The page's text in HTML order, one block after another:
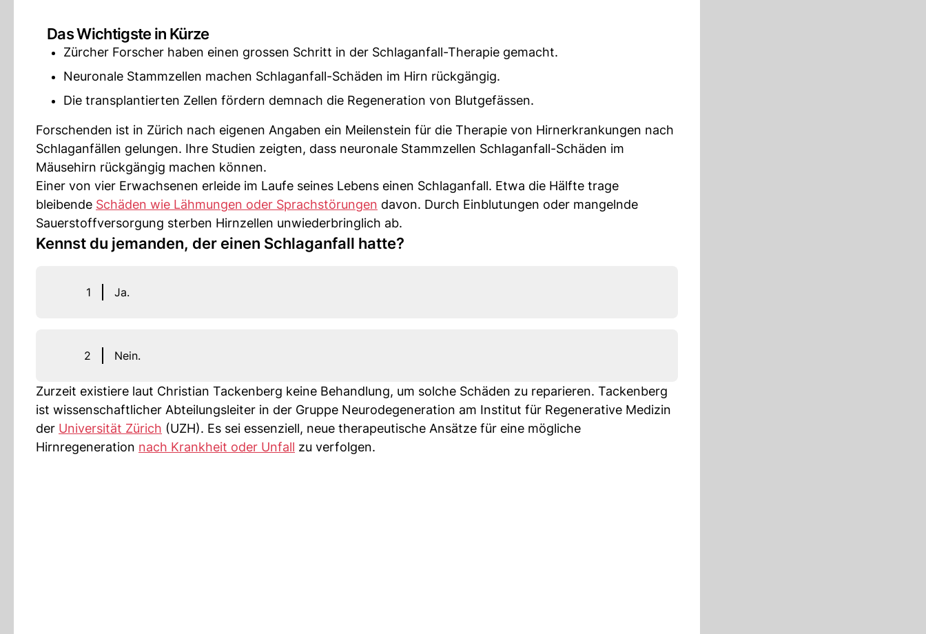
Das Wichtigste in Kürze
Zürcher Forscher haben einen grossen Schritt in der Schlaganfall-Therapie gemacht.
Neuronale Stammzellen machen Schlaganfall-Schäden im Hirn rückgängig.
Die transplantierten Zellen fördern demnach die Regeneration von Blutgefässen.
Forschenden ist in Zürich nach eigenen Angaben ein Meilenstein für die Therapie von Hirnerkrankungen nach
Schlaganfällen gelungen. Ihre Studien zeigten, dass neuronale Stammzellen Schlaganfall-Schäden im
Mäusehirn rückgängig machen können.
Einer von vier Erwachsenen erleide im Laufe seines Lebens einen Schlaganfall. Etwa die Hälfte trage
bleibende Schäden wie Lähmungen oder Sprachstörungen davon. Durch Einblutungen oder mangelnde
Sauerstoffversorgung sterben Hirnzellen unwiederbringlich ab.
Kennst du jemanden, der einen Schlaganfall hatte?
1 Ja.
2 Nein.
Zurzeit existiere laut Christian Tackenberg keine Behandlung, um solche Schäden zu reparieren. Tackenberg
ist wissenschaftlicher Abteilungsleiter in der Gruppe Neurodegeneration am Institut für Regenerative Medizin
der Universität Zürich (UZH). Es sei essenziell, neue therapeutische Ansätze für eine mögliche
Hirnregeneration nach Krankheit oder Unfall zu verfolgen.